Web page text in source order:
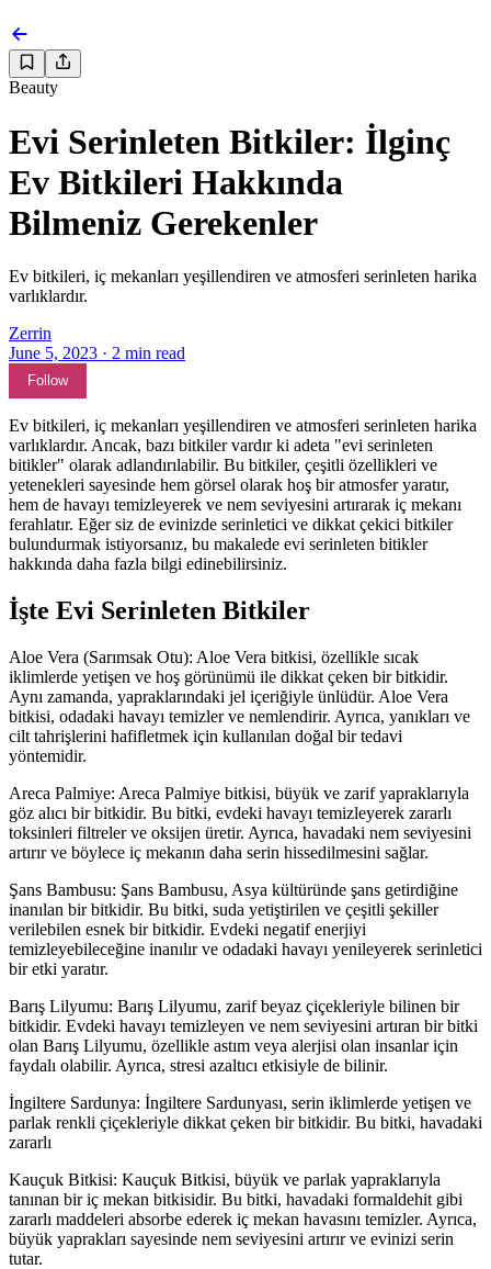
Beauty
Evi Serinleten Bitkiler: İlginç
Ev Bitkileri Hakkında
Bilmeniz Gerekenler
Ev bitkileri, iç mekanları yeşillendiren ve atmosferi serinleten harika
varlıklardır.
Zerrin
June 5, 2023 · 2 min read
Follow
Ev bitkileri, iç mekanları yeşillendiren ve atmosferi serinleten harika
varlıklardır. Ancak, bazı bitkiler vardır ki adeta "evi serinleten
bitikler" olarak adlandırılabilir. Bu bitkiler, çeşitli özellikleri ve
yetenekleri sayesinde hem görsel olarak hoş bir atmosfer yaratır,
hem de havayı temizleyerek ve nem seviyesini artırarak iç mekanı
ferahlatır. Eğer siz de evinizde serinletici ve dikkat çekici bitkiler
bulundurmak istiyorsanız, bu makalede evi serinleten bitikler
hakkında daha fazla bilgi edinebilirsiniz.
İşte Evi Serinleten Bitkiler
Aloe Vera (Sarımsak Otu): Aloe Vera bitkisi, özellikle sıcak
iklimlerde yetişen ve hoş görünümü ile dikkat çeken bir bitkidir.
Aynı zamanda, yapraklarındaki jel içeriğiyle ünlüdür. Aloe Vera
bitkisi, odadaki havayı temizler ve nemlendirir. Ayrıca, yanıkları ve
cilt tahrişlerini hafifletmek için kullanılan doğal bir tedavi
yöntemidir.
Areca Palmiye: Areca Palmiye bitkisi, büyük ve zarif yapraklarıyla
göz alıcı bir bitkidir. Bu bitki, evdeki havayı temizleyerek zararlı
toksinleri filtreler ve oksijen üretir. Ayrıca, havadaki nem seviyesini
artırır ve böylece iç mekanın daha serin hissedilmesini sağlar.
Şans Bambusu: Şans Bambusu, Asya kültüründe şans getirdiğine
inanılan bir bitkidir. Bu bitki, suda yetiştirilen ve çeşitli şekiller
verilebilen esnek bir bitkidir. Evdeki negatif enerjiyi
temizleyebileceğine inanılır ve odadaki havayı yenileyerek serinletici
bir etki yaratır.
Barış Lilyumu: Barış Lilyumu, zarif beyaz çiçekleriyle bilinen bir
bitkidir. Evdeki havayı temizleyen ve nem seviyesini artıran bir bitki
olan Barış Lilyumu, özellikle astım veya alerjisi olan insanlar için
faydalı olabilir. Ayrıca, stresi azaltıcı etkisiyle de bilinir.
İngiltere Sardunya: İngiltere Sardunyası, serin iklimlerde yetişen ve
parlak renkli çiçekleriyle dikkat çeken bir bitkidir. Bu bitki, havadaki
zararlı
Kauçuk Bitkisi: Kauçuk Bitkisi, büyük ve parlak yapraklarıyla
tanınan bir iç mekan bitkisidir. Bu bitki, havadaki formaldehit gibi
zararlı maddeleri absorbe ederek iç mekan havasını temizler. Ayrıca,
büyük yaprakları sayesinde nem seviyesini artırır ve evinizi serin
tutar.